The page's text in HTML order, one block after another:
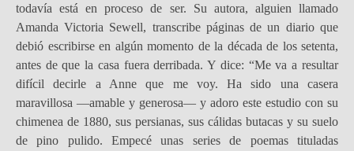
todavía está en proceso de ser. Su autora, alguien llamado
Amanda Victoria Sewell, transcribe páginas de un diario que
debió escribirse en algún momento de la década de los setenta,
antes de que la casa fuera derribada. Y dice: “Me va a resultar
difícil decirle a Anne que me voy. Ha sido una casera
maravillosa —amable y generosa— y adoro este estudio con su
chimenea de 1880, sus persianas, sus cálidas butacas y su suelo
de pino pulido. Empecé unas series de poemas tituladas